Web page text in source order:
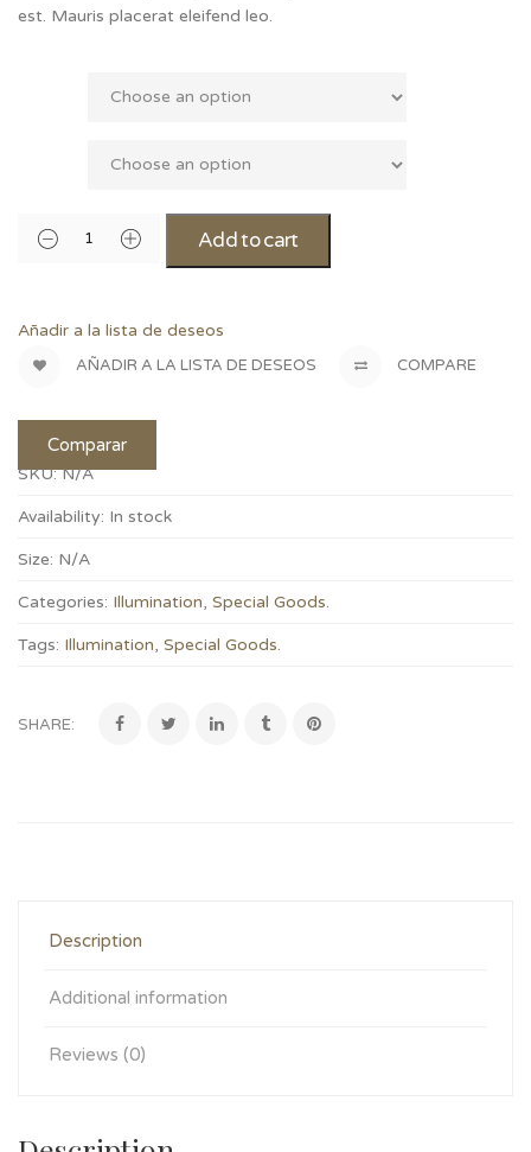
est. Mauris placerat eleifend leo.
Add to cart
Añadir a la lista de deseos
AÑADIR A LA LISTA DE DESEOS COMPARE
Comparar
SKU: N/A
Availability: In stock
Size: N/A
Categories: Illumination, Special Goods.
Tags: Illumination, Special Goods.
SHARE:
Description
Additional information
Reviews (0)